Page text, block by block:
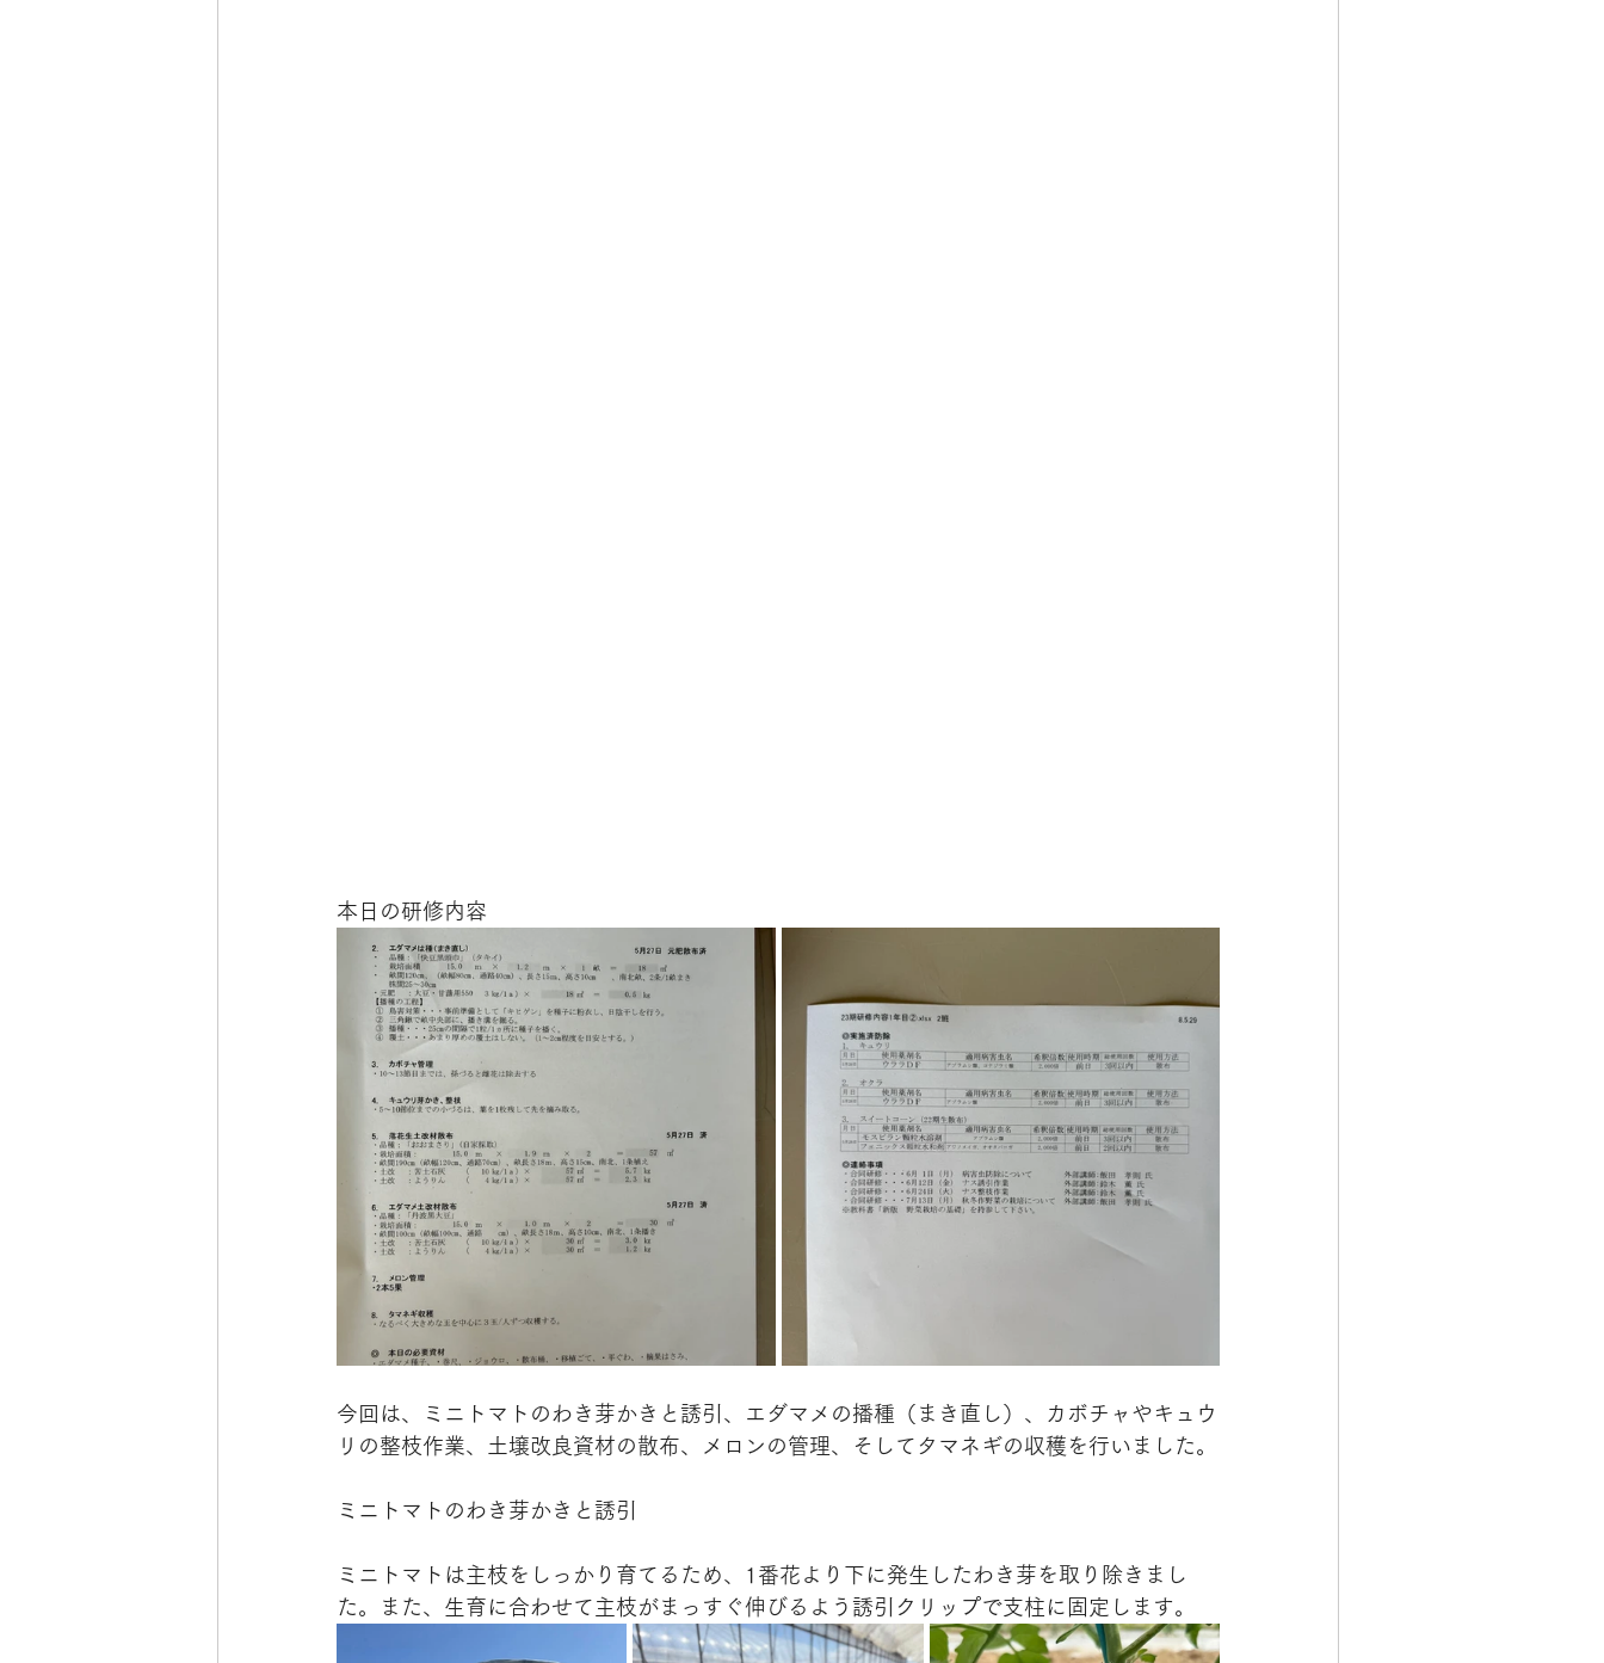
本日の研修内容
今回は、ミニトマトのわき芽かきと誘引、エダマメの播種（まき直し）、カボチャやキュウ
リの整枝作業、土壌改良資材の散布、メロンの管理、そしてタマネギの収穫を行いました。
ミニトマトのわき芽かきと誘引
ミニトマトは主枝をしっかり育てるため、1番花より下に発生したわき芽を取り除きまし
た。また、生育に合わせて主枝がまっすぐ伸びるよう誘引クリップで支柱に固定します。